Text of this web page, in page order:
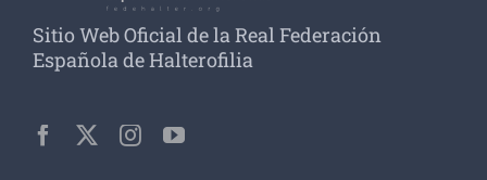
Sitio Web Oficial de la Real Federación
Española de Halterofilia